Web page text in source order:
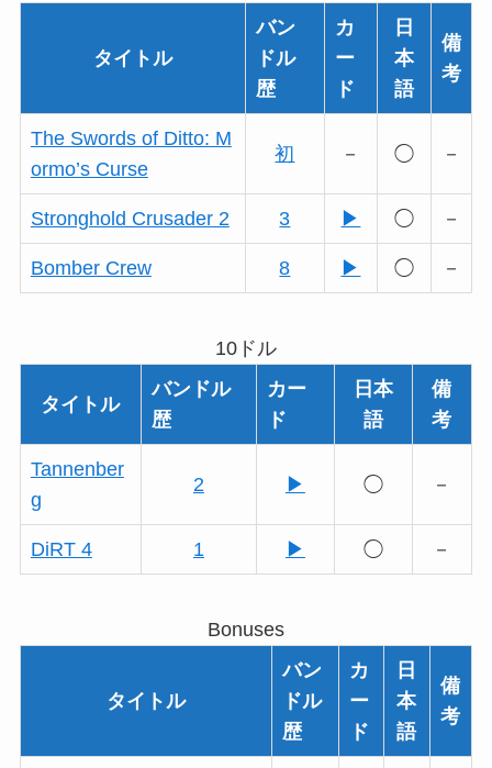
タイトル
バン
ドル
歴
カ
ー
ド
日
本
語
備
考
The Swords of Ditto: M
ormo’s Curse
初 － ◯ －
Stronghold Crusader 2 3 ▶ ◯ －
Bomber Crew 8 ▶ ◯ －
10ドル
タイトル
バンドル
歴
カー
ド
日本
語
備
考
Tannenber
g
2 ▶ ◯ －
DiRT 4 1 ▶ ◯ －
Bonuses
タイトル
バン
ドル
歴
カ
ー
ド
日
本
語
備
考